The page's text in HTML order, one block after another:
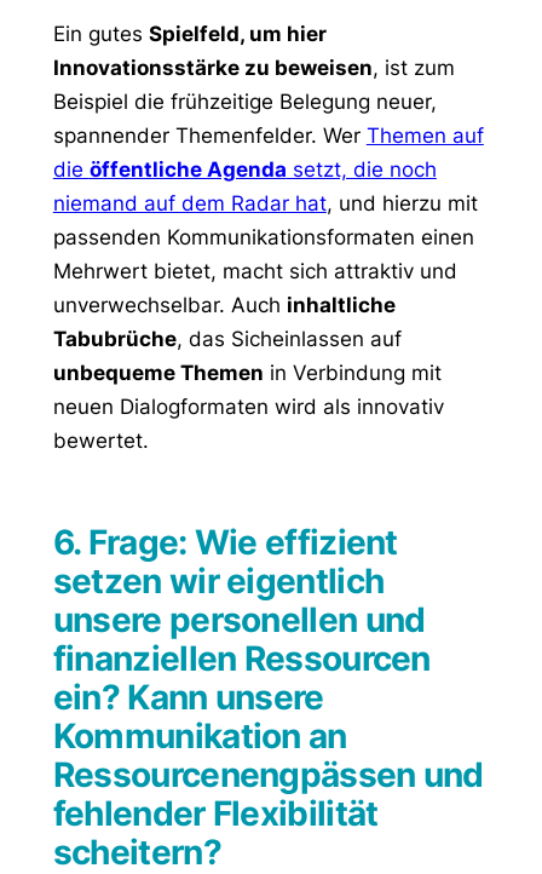
Ein gutes Spielfeld, um hier
Innovationsstärke zu beweisen, ist zum
Beispiel die frühzeitige Belegung neuer,
spannender Themenfelder. Wer Themen auf
die öffentliche Agenda setzt, die noch
niemand auf dem Radar hat, und hierzu mit
passenden Kommunikationsformaten einen
Mehrwert bietet, macht sich attraktiv und
unverwechselbar. Auch inhaltliche
Tabubrüche, das Sicheinlassen auf
unbequeme Themen in Verbindung mit
neuen Dialogformaten wird als innovativ
bewertet.
6. Frage: Wie effizient
setzen wir eigentlich
unsere personellen und
finanziellen Ressourcen
ein? Kann unsere
Kommunikation an
Ressourcenengpässen und
fehlender Flexibilität
scheitern?